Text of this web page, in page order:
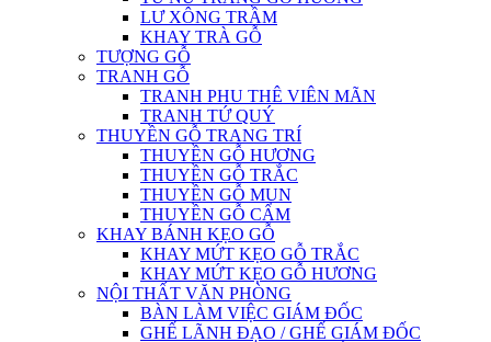
LƯ XÔNG TRẦM
KHAY TRÀ GỖ
TƯỢNG GỖ
TRANH GỖ
TRANH PHU THÊ VIÊN MÃN
TRANH TỨ QUÝ
THUYỀN GỖ TRANG TRÍ
THUYỀN GỖ HƯƠNG
THUYỀN GỖ TRẮC
THUYỀN GỖ MUN
THUYỀN GỖ CẨM
KHAY BÁNH KẸO GỖ
KHAY MỨT KẸO GỖ TRẮC
KHAY MỨT KẸO GỖ HƯƠNG
NỘI THẤT VĂN PHÒNG
BÀN LÀM VIỆC GIÁM ĐỐC
GHẾ LÃNH ĐẠO / GHẾ GIÁM ĐỐC